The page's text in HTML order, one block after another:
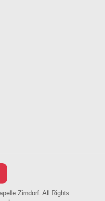
Zirndorf. All Rights